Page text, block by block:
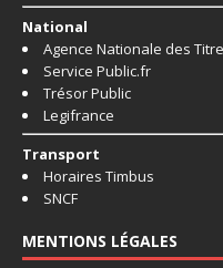
National
Agence Nationale des
Service Public.fr
Trésor Public
Legifrance
Transport
Horaires Timbus
SNCF
MENTIONS LÉGALES